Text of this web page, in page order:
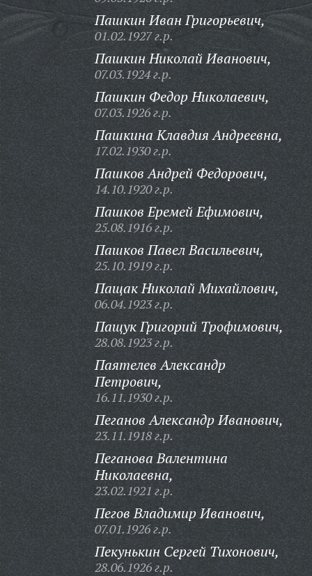
Пашкин Иван Григорьевич,
01.02.1927 г.р.
Пашкин Николай Иванович,
07.03.1924 г.р.
Пашкин Федор Николаевич,
07.03.1926 г.р.
Пашкина Клавдия Андреевна,
17.02.1930 г.р.
Пашков Андрей Федорович,
14.10.1920 г.р.
Пашков Еремей Ефимович,
25.08.1916 г.р.
Пашков Павел Васильевич,
25.10.1919 г.р.
Пащак Николай Михайлович,
06.04.1923 г.р.
Пащук Григорий Трофимович,
28.08.1923 г.р.
Паятелев Александр
Петрович,
16.11.1930 г.р.
Пеганов Александр Иванович,
23.11.1918 г.р.
Пеганова Валентина
Николаевна,
23.02.1921 г.р.
Пегов Владимир Иванович,
07.01.1926 г.р.
Пекунькин Сергей Тихонович,
28.06.1926 г.р.